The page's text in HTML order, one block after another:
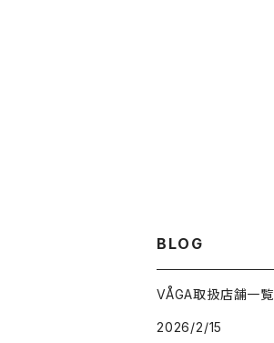
BLOG
VÅGA取扱店舗一覧
2026/2/15